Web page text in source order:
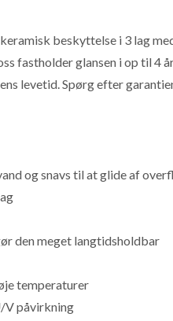
beskyttelse i 3 lag
fastholder glansen i op til 4
levetid. Spørg efter
og snavs til at glide af
den meget langtidsholdbar
temperaturer
V påvirkning